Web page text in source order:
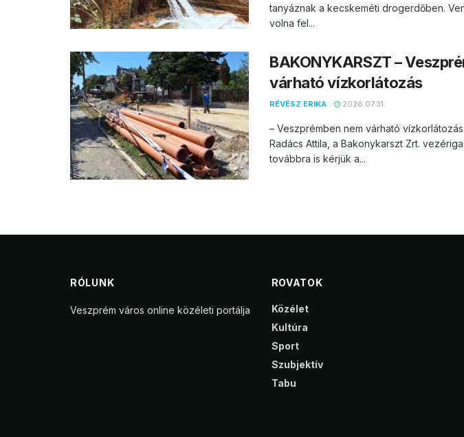
tanyáznak a kecskeméti drogerdőben.
volna fel...
BAKONYKARSZT –
várható vízkorlátozás
RÉVÉSZ ERIKA 2026.07.31.
– Veszprémben nem várható
Radács Attila, a Bakonykarszt Zrt.
továbbra is kérjük a...
RÓLUNK
Veszprém város online közéleti portálja
ROVATOK
Közélet
Kultúra
Sport
Szubjektív
Tabu